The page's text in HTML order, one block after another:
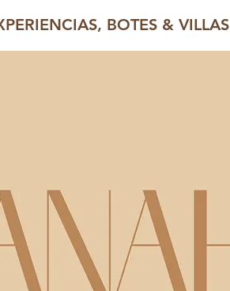
BOTES & VILLAS